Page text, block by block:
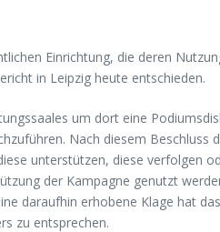
Einrichtung, die deren
in Leipzig heute entschieden.
um dort eine
Nach diesem
unterstützen, diese verfolgen
der Kampagne genutzt
daraufhin erhobene Klage hat
zu entsprechen.